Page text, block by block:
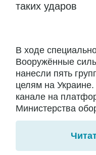
таких ударов
В ходе
Вооружённые
нанесли пять
целям на
канале на
Министерства